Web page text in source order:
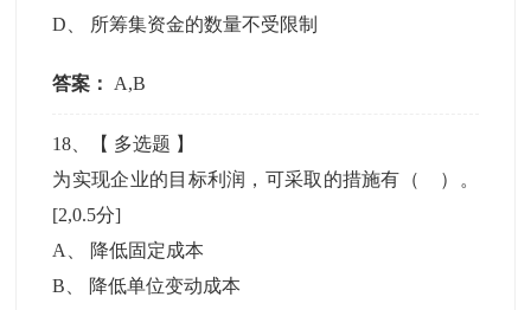
D
所筹集资金的数量不受限制
答案： A,B
18 、【 多选题 】
为实现企业的目标利润，可采取的措施有（ ）。
[2,0.5分]
A
降低固定成本
B
降低单位变动成本